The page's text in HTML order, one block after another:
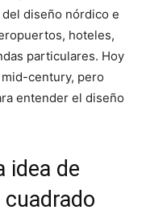
diseño nórdico e
hoteles,
particulares. Hoy
century, pero
entender el diseño
idea de
cuadrado